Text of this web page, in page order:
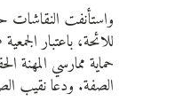
واستأنفت
للائحة، باعتبار
حماية ممارسي المهنة
الصفة. ودعا نقيب